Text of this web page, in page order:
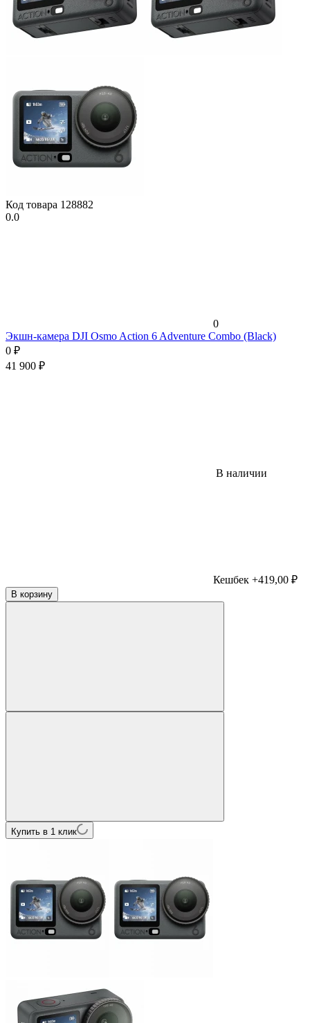
Код товара 128882
0.0
0
Экшн-камера DJI Osmo Action 6 Adventure Combo (Black)
0 ₽
41 900 ₽
В наличии
Кешбек +419,00 ₽
В корзину
Купить в 1 клик